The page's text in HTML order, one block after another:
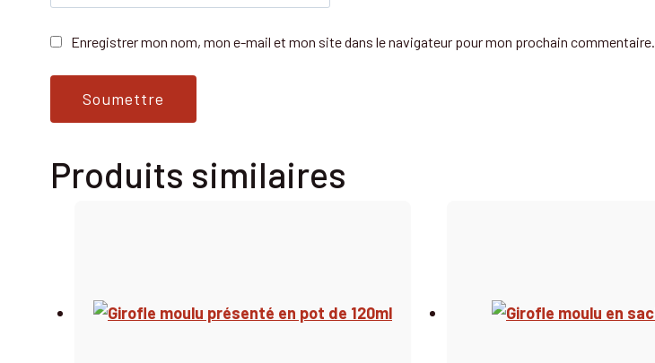
Enregistrer mon nom, mon e-mail et mon site dans le navigateur pour mon prochain commentaire.
Produits similaires